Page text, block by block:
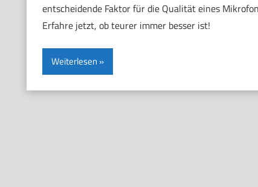
entscheidende Faktor für die Qualität eines
Erfahre jetzt, ob teurer immer besser ist!
Weiterlesen